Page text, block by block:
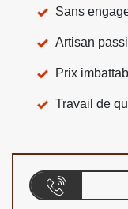
Sans
Artisan
Prix
Travail de